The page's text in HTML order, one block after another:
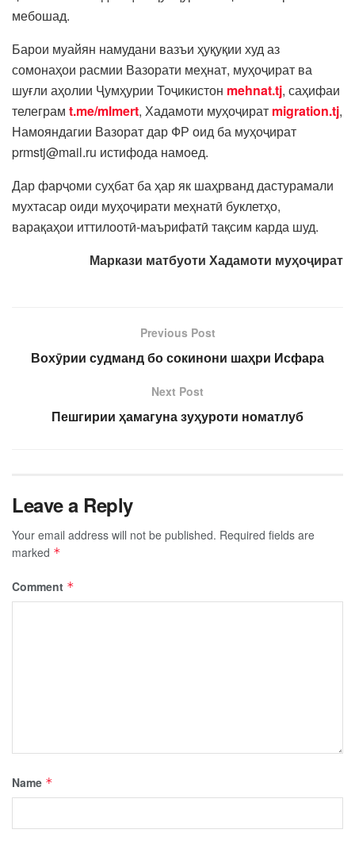
мебошад.
Барои муайян намудани вазъи ҳуқуқии худ аз
сомонаҳои расмии Вазорати меҳнат, муҳоҷират ва
шуғли аҳолии Ҷумҳурии Тоҷикистон mehnat.tj, саҳифаи
телеграм t.me/mlmert, Хадамоти муҳоҷират migration.tj,
Намояндагии Вазорат дар ФР оид ба муҳоҷират
prmstj@mail.ru истифода намоед.
Дар фарҷоми суҳбат ба ҳар як шаҳрванд дастурамали
мухтасар оиди муҳоҷирати меҳнатӣ буклетҳо,
варақаҳои иттилоотӣ-маърифатӣ тақсим карда шуд.
Маркази матбуоти Хадамоти муҳоҷират
Previous Post
Вохӯрии судманд бо сокинони шаҳри Исфара
Next Post
Пешгирии ҳамагуна зуҳуроти номатлуб
Leave a Reply
Your email address will not be published. Required fields are
marked *
Comment *
Name *